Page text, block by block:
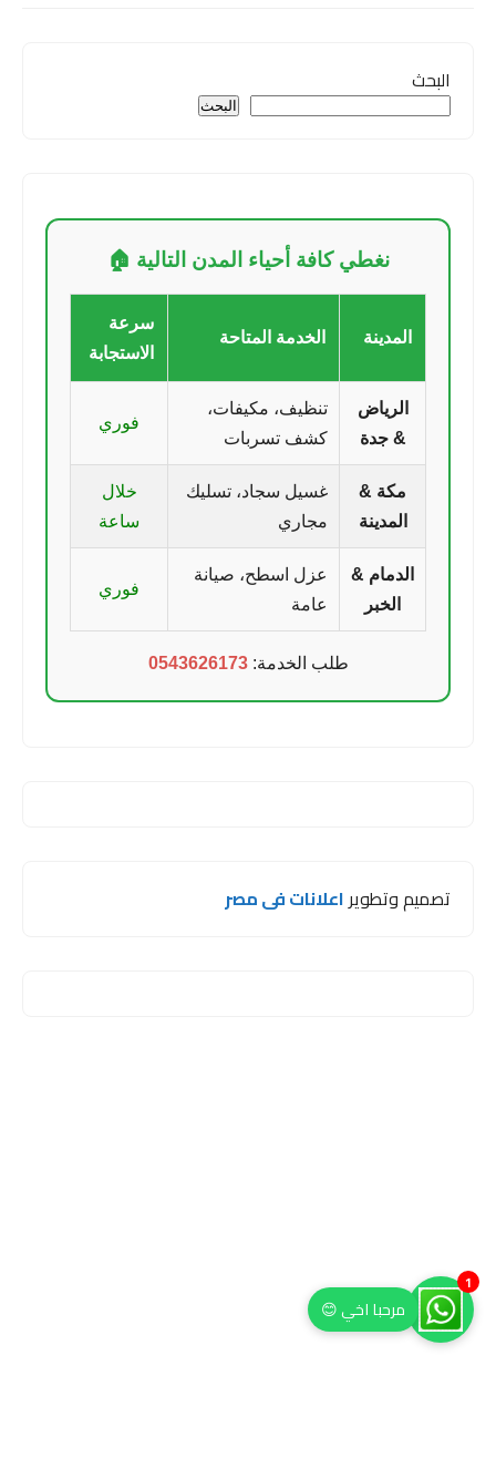
البحث
البحث
نغطي كافة أحياء المدن التالية 🏠
المدينة الخدمة المتاحة
سرعة
الاستجابة
الرياض
& جدة
تنظيف، مكيفات،
كشف تسربات
فوري
مكة &
المدينة
غسيل سجاد، تسليك
مجاري
خلال
ساعة
الدمام &
الخبر
عزل اسطح، صيانة
عامة
فوري
طلب الخدمة:0543626173
تصميم وتطويراعلانات فى مصر
مرحبا اخي 😊